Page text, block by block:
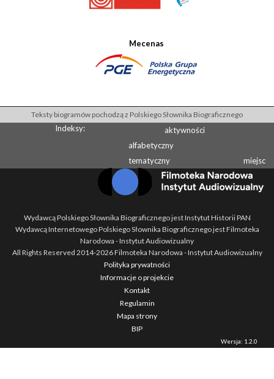
Mecenas
Teksty biogramów pochodzą z Polskiego Słownika Biograficznego
Indeksy:
aktywności
alfabetyczny
tematyczny
miejsc
Wydawcą Polskiego Słownika Biograficznego jest Instytut Historii PAN
Wydawcą Internetowego Polskiego Słownika Biograficznego jest Filmoteka
Narodowa - Instytut Audiowizualny
All Rights Reserved 2014-2026Filmoteka Narodowa - Instytut Audiowizualny
Polityka prywatności
Informacje o projekcie
Kontakt
Regulamin
Mapa strony
BIP
Wersja: 1.2.0